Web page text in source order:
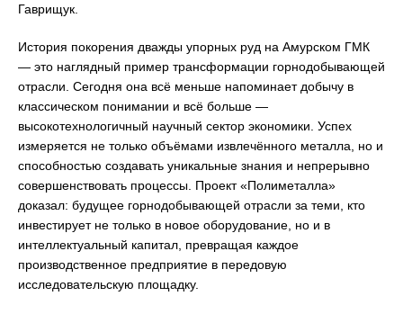
Гаврищук.
История покорения дважды упорных руд на Амурском ГМК
— это наглядный пример трансформации горнодобывающей
отрасли. Сегодня она всё меньше напоминает добычу в
классическом понимании и всё больше —
высокотехнологичный научный сектор экономики. Успех
измеряется не только объёмами извлечённого металла, но и
способностью создавать уникальные знания и непрерывно
совершенствовать процессы. Проект «Полиметалла»
доказал: будущее горнодобывающей отрасли за теми, кто
инвестирует не только в новое оборудование, но и в
интеллектуальный капитал, превращая каждое
производственное предприятие в передовую
исследовательскую площадку.